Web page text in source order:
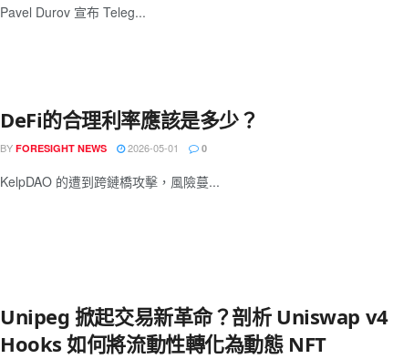
Pavel Durov 宣布 Teleg...
DeFi的合理利率應該是多少？
BY FORESIGHT NEWS 2026-05-01 0
KelpDAO 的遭到跨鏈橋攻擊，風險蔓...
Unipeg 掀起交易新革命？剖析 Uniswap v4
Hooks 如何將流動性轉化為動態 NFT